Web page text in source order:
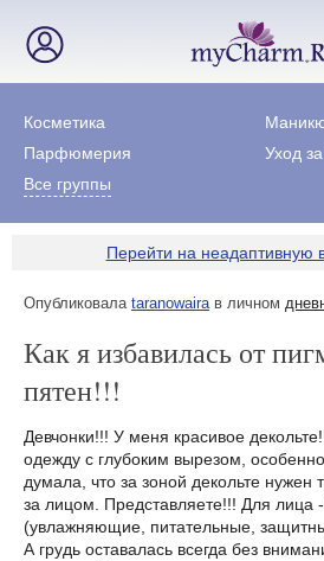
Косметика
Парфюмерия
Уход
Все группы
Перейти на неадаптивную
Опубликовала taranowairaв личном
Как я избавилась от
пятен!!!
Девчонки!!! У меня красивое
одежду с глубоким вырезом,
думала, что за зоной декольте нужен
за лицом. Представляете!!! Для лица
(увлажняющие, питательные,
А грудь оставалась всегда без